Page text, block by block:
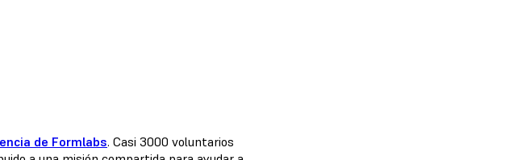
de Formlabs. Casi 3000 voluntarios